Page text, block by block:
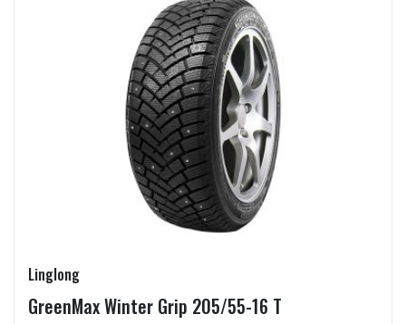
Linglong
GreenMax Winter Grip 205/55-16 T